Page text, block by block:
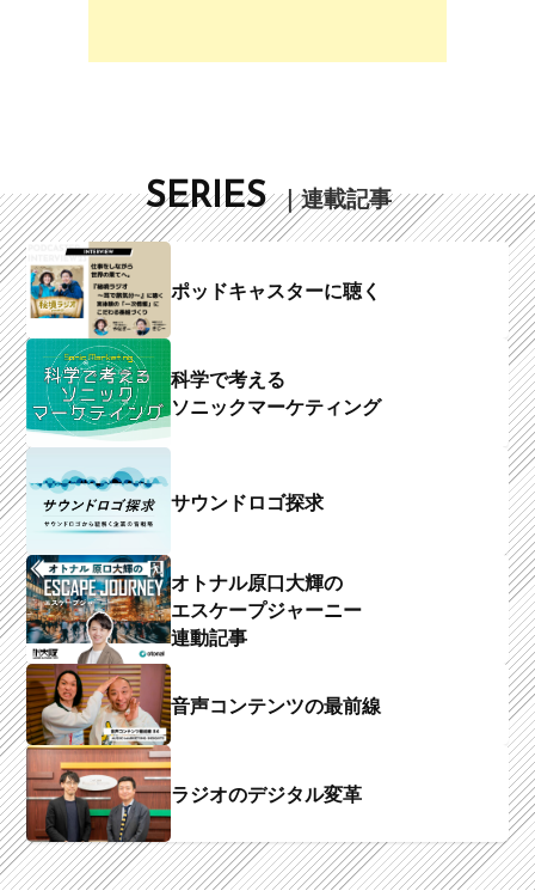
SERIES ｜連載記事
ポッドキャスターに聴く
科学で考える
ソニックマーケティング
サウンドロゴ探求
オトナル原口大輝の
エスケープジャーニー
連動記事
音声コンテンツの最前線
ラジオのデジタル変革